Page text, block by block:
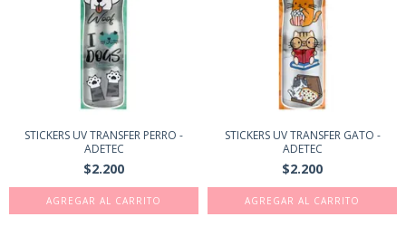
STICKERS UV TRANSFER PERRO -
ADETEC
$2.200
AGREGAR AL CARRITO
STICKERS UV TRANSFER GATO -
ADETEC
$2.200
AGREGAR AL CARRITO